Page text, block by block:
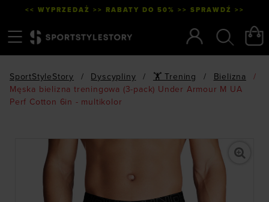
<< WYPRZEDAŻ >> RABATY DO 50% >> SPRAWDŹ >>
SportStyleStory / Dyscypliny / 🏋 Trening / Bielizna
/
Męska bielizna treningowa (3-pack) Under Armour M UA
Perf Cotton 6in - multikolor